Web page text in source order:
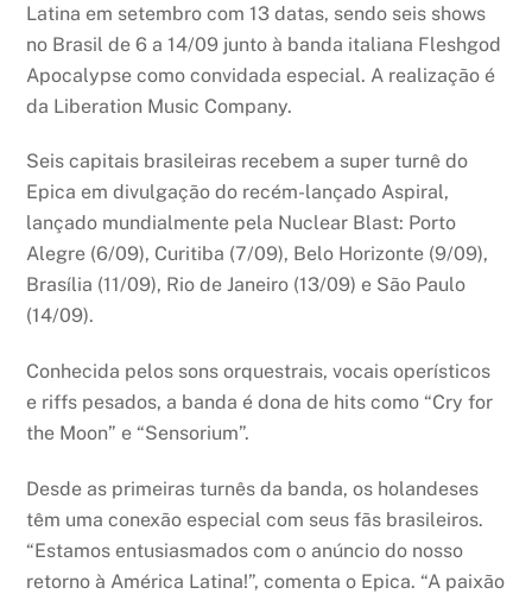
Latina em setembro com 13 datas, sendo seis shows
no Brasil de 6 a 14/09 junto à banda italiana Fleshgod
Apocalypse como convidada especial. A realização é
da Liberation Music Company.
Seis capitais brasileiras recebem a super turnê do
Epica em divulgação do recém-lançado Aspiral,
lançado mundialmente pela Nuclear Blast: Porto
Alegre (6/09), Curitiba (7/09), Belo Horizonte (9/09),
Brasília (11/09), Rio de Janeiro (13/09) e São Paulo
(14/09).
Conhecida pelos sons orquestrais, vocais operísticos
e riffs pesados, a banda é dona de hits como “Cry for
the Moon” e “Sensorium”.
Desde as primeiras turnês da banda, os holandeses
têm uma conexão especial com seus fãs brasileiros.
“Estamos entusiasmados com o anúncio do nosso
retorno à América Latina!”, comenta o Epica. “A paixão